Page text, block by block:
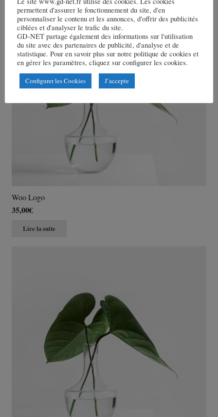
Woo Logo
35,00€
Lire la suite
permettent d'assurer le fonctionnement du site, d'en
personnaliser le contenu et les annonces, d'offrir des publicités
ciblées et d'analyser le trafic du site.
GD-NET partage également des informations sur l'utilisation
du site avec des partenaires de publicité, d'analyse et de
statistique. Pour en savoir plus sur notre politique de cookies et
en gérer les paramètres, cliquez sur configurer les cookies.
Configurer les Cookies J’accepte